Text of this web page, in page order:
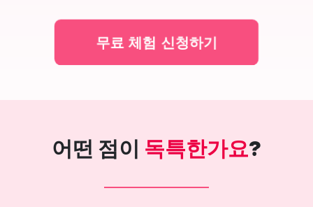
무료 체험 신청하기
어떤 점이 독특한가요?